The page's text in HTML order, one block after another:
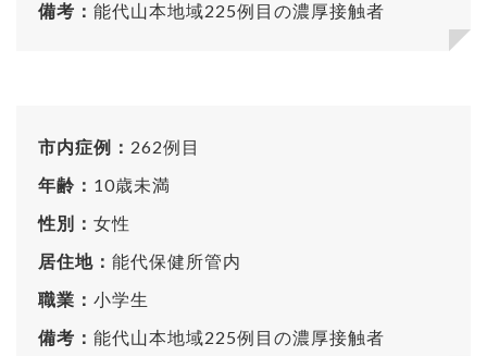
備考： 能代山本地域225例目の濃厚接触者
市内症例： 262例目
年齢： 10歳未満
性別： 女性
居住地： 能代保健所管内
職業： 小学生
備考： 能代山本地域225例目の濃厚接触者